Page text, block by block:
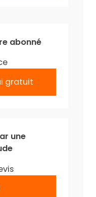
abonné
gratuit
une